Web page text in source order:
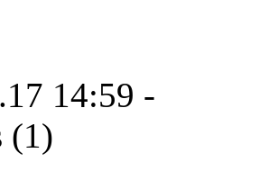
14:59 -
(1)